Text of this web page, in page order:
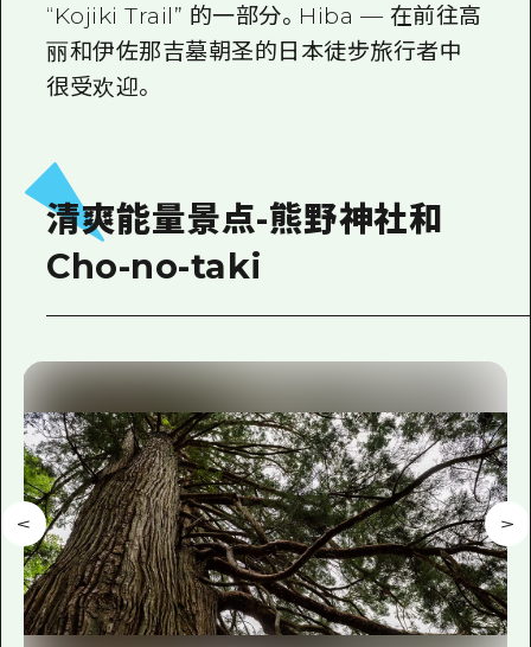
“Kojiki Trail” 的一部分。Hiba — 在前往高
丽和伊佐那吉墓朝圣的日本徒步旅行者中
很受欢迎。
清爽能量景点-熊野神社和
Cho-no-taki